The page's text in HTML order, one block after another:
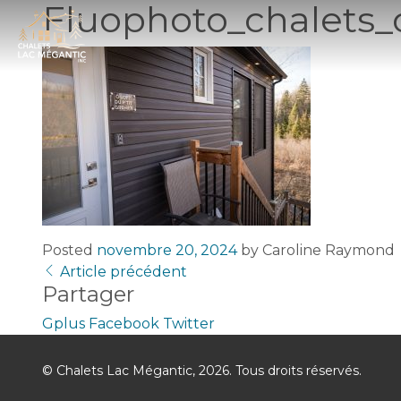
Posted novembre 20, 2024by Caroline Raymond
Article précédent
Partager
Gplus Facebook Twitter
© Chalets Lac Mégantic, 2026. Tous droits réservés.